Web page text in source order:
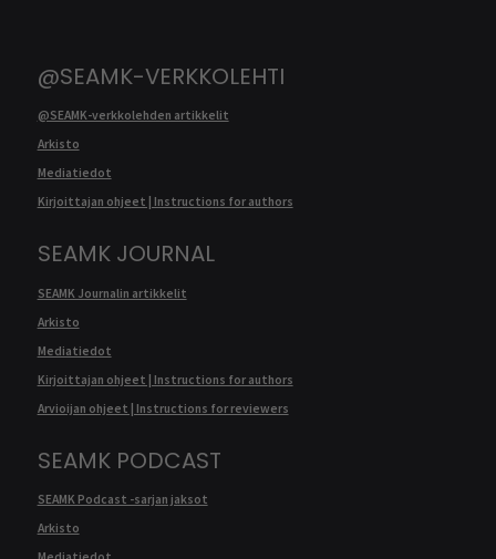
@SEAMK-VERKKOLEHTI
@SEAMK-verkkolehden artikkelit
Arkisto
Mediatiedot
Kirjoittajan ohjeet | Instructions for authors
SEAMK JOURNAL
SEAMK Journalin artikkelit
Arkisto
Mediatiedot
Kirjoittajan ohjeet | Instructions for authors
Arvioijan ohjeet | Instructions for reviewers
SEAMK PODCAST
SEAMK Podcast -sarjan jaksot
Arkisto